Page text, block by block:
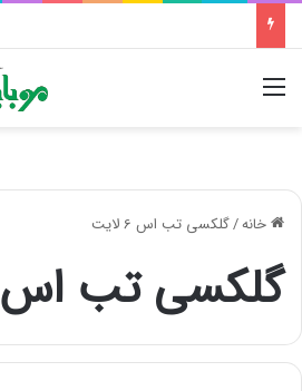
خانه/گلکسی تب اس 6 لایت
گلکسی تب اس 6 لایت